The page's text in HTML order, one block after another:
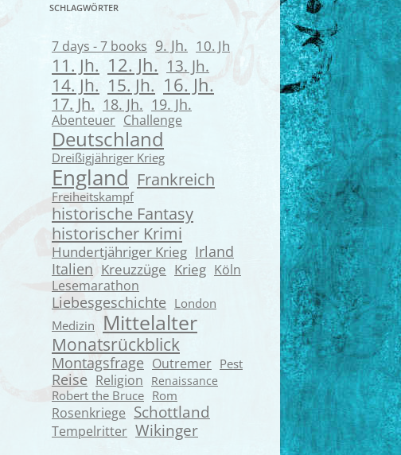
SCHLAGWÖRTER
7 days - 7 books 9. Jh. 10. Jh
11. Jh. 12. Jh. 13. Jh.
14. Jh. 15. Jh. 16. Jh.
17. Jh. 18. Jh. 19. Jh.
Abenteuer Challenge
Deutschland
Dreißigjähriger Krieg
England Frankreich
Freiheitskampf
historische Fantasy
historischer Krimi
Hundertjähriger Krieg Irland
Italien Kreuzzüge Krieg Köln
Lesemarathon
Liebesgeschichte London
Medizin
Mittelalter
Monatsrückblick
Montagsfrage Outremer Pest
Reise Religion Renaissance
Robert the Bruce Rom
Rosenkriege Schottland
Tempelritter Wikinger